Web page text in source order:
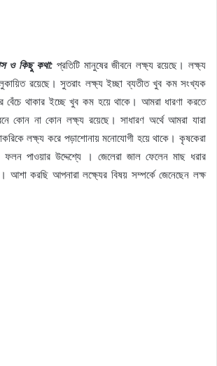
ও কিছু কথা: প্রতিটি মানুষের জীবনে লক্ষ্য রয়েছে। লক্ষ্য
লুকায়িত রয়েছে। সুতরাং লক্ষ্য ইচ্ছা ব্যতীত খুব কম সংখ্যক
বেঁচে থাকার ইচ্ছে খুব কম হয়ে থাকে। আমরা ধারণা করতে
কোন না কোন লক্ষ্য রয়েছে। সাধারণ অর্থে আমরা যারা
লক্ষ্য করে পড়াশোনায় মনোযোগী হয়ে থাকে। কৃষকেরা
পাওয়ার উদ্দেশ্যে । জেলেরা জাল ফেলেন মাছ ধরার
আশা করছি আপনারা লক্ষ্যের বিষয় সম্পর্কে জেনেছেন লক্ষ